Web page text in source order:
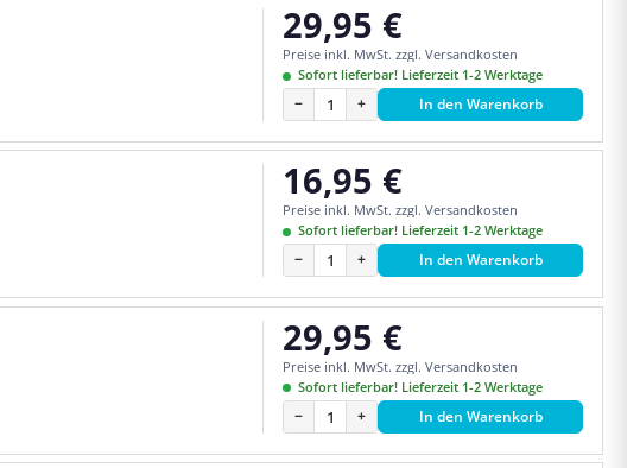
Regulärer Preis:
29,95 €
Preise inkl. MwSt. zzgl. Versandkosten
Sofort lieferbar! Lieferzeit 1-2 Werktage
− + In den Warenkorb
Regulärer Preis:
16,95 €
Preise inkl. MwSt. zzgl. Versandkosten
Sofort lieferbar! Lieferzeit 1-2 Werktage
− + In den Warenkorb
Regulärer Preis:
29,95 €
Preise inkl. MwSt. zzgl. Versandkosten
Sofort lieferbar! Lieferzeit 1-2 Werktage
− + In den Warenkorb